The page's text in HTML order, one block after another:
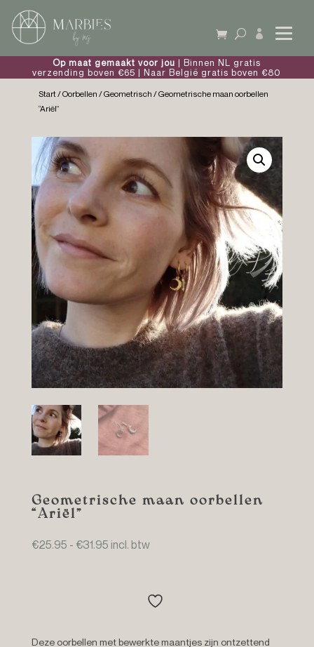

Op maat gemaakt voor jou | Binnen NL gratis
verzending boven €65 | Naar België gratis boven €80
Start/Oorbellen /Geometrisch / Geometrische maan oorbellen
“Ariël”
Geometrische maan oorbellen
“Ariël”
€25.95 - €31.95Prijsklasse:
incl. btw
Deze oorbellen met bewerkte maantjes zijn ontzettend